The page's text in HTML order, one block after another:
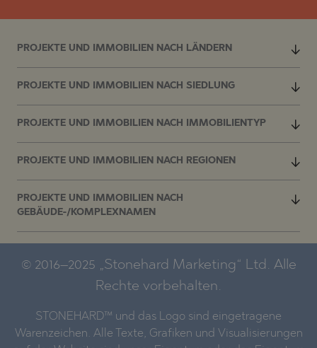
PROJEKTE UND IMMOBILIEN NACH LÄNDERN
PROJEKTE UND IMMOBILIEN NACH SIEDLUNG
PROJEKTE UND IMMOBILIEN NACH IMMOBILIENTYP
PROJEKTE UND IMMOBILIEN NACH REGIONEN
PROJEKTE UND IMMOBILIEN NACH
GEBÄUDE-/KOMPLEXNAMEN
© 2016–2025 „Stonehard Marketing“ Ltd. Alle
Rechte vorbehalten.
STONEHARD™ und das Logo sind eingetragene
Warenzeichen. Alle Texte, Grafiken und Visualisierungen